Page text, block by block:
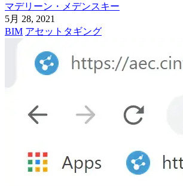
マデリーン・メデンスキー
5月 28, 2021
BIM アセットタギング